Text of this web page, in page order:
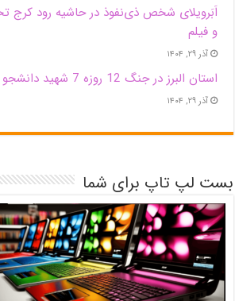
اَبَر‌ویلای شخص ذی‌نفوذ در حاشیه‌ رود کرج
و فیلم
آذر ۲۹, ۱۴۰۴
استان البرز در جنگ 12 روزه 7 شهید دانشجو تقدیم انقلاب کرد
آذر ۲۹, ۱۴۰۴
بست لپ تاپ برای شما